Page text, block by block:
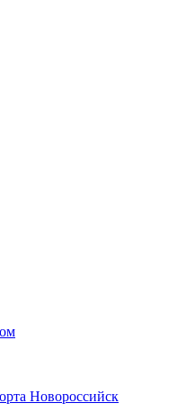
Новороссийск